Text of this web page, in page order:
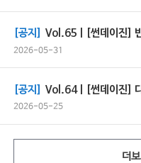
[공지] Vol.65 | [썬데이진] 반
2026-05-31
[공지] Vol.64 | [썬데이진]
2026-05-25
더